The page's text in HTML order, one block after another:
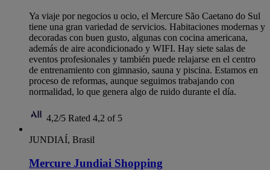
Ya viaje por negocios u ocio, el Mercure São Caetano do Sul
tiene una gran variedad de servicios. Habitaciones modernas y
decoradas con buen gusto, algunas con cocina americana,
además de aire acondicionado y WIFI. Hay siete salas de
eventos profesionales y también puede relajarse en el centro
de entrenamiento con gimnasio, sauna y piscina. Estamos en
proceso de reformas, aunque seguimos trabajando con
normalidad, lo que genera algo de ruido durante el día.
4,2/5 Rated 4,2 of 5
JUNDIAÍ, Brasil
Mercure Jundiai Shopping